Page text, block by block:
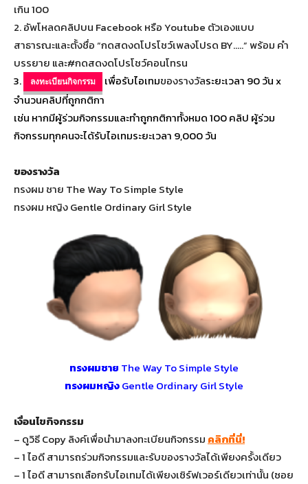
เกิน 100
2. อัพโหลดคลิปบน Facebook หรือ Youtube ตัวเองแบบ
สาธารณะและตั้งชื่อ “กดสดงดโปรโชว์เพลงโปรด BY…..” พร้อม คำ
บรรยาย และ#กดสดงดโปรโชว์คอนโทรน
3.
ลงทะเบียนกิจกรรม เพื่อรับไอเทมของรางวัลระยะเวลา 90 วัน x
จำนวนคลิปที่ถูกกติกา
เช่น หากมีผู้ร่วมกิจกรรมและทำถูกกติกาทั้งหมด 100 คลิป ผู้ร่วม
กิจกรรมทุกคนจะได้รับไอเทมระยะเวลา 9,000 วัน
ของรางวัล
ทรงผม ชาย The Way To Simple Style
ทรงผม หญิง Gentle Ordinary Girl Style
ทรงผมชาย The Way To Simple Style
ทรงผมหญิงGentle Ordinary Girl Style
เงื่อนไขกิจกรรม
– ดูวิธี Copy ลิงค์เพื่อนำมาลงทะเบียนกิจกรรม คลิกที่นี่!
– 1 ไอดี สามารถร่วมกิจกรรมและรับของรางวัลได้เพียงครั้งเดียว
– 1 ไอดี สามารถเลือกรับไอเทมได้เพียงเซิร์ฟเวอร์เดียวเท่านั้น (ซอย